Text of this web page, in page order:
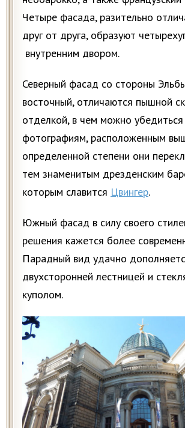
Четыре фасада, разительно
друг от друга, образуют
внутренним двором.
Северный фасад со стороны
восточный, отличаются пышной
отделкой, в чем можно
фотографиям, расположенным
определенной степени они
тем знаменитым дрезденским
которым славится Цвингер.
Южный фасад в силу своего
решения кажется более
Парадный вид удачно
двухсторонней лестницей и
куполом.